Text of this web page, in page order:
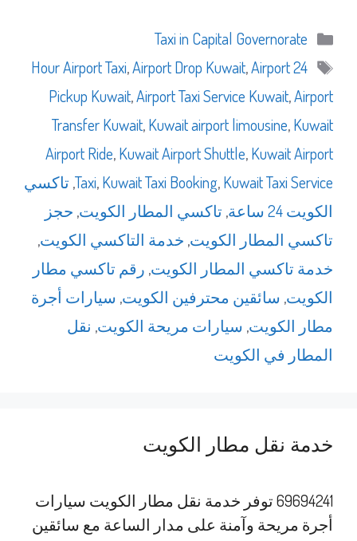
التصنيفات
Taxi in Capital Governorate
الوسوم
24 Hour Airport Taxi
,Airport Drop Kuwait,Airport
Pickup Kuwait,Airport Taxi Service Kuwait,Airport
Transfer Kuwait,Kuwait airport limousine,Kuwait
Airport Ride,Kuwait Airport Shuttle,Kuwait Airport
Taxi,Kuwait Taxi Booking,Kuwait Taxi Service
, تاكسي
الكويت 24 ساعة
, تاكسي المطار الكويت, حجز
تاكسي المطار الكويت, خدمة التاكسي الكويت,
خدمة تاكسي المطار الكويت, رقم تاكسي مطار
الكويت, سائقين محترفين الكويت, سيارات أجرة
مطار الكويت, سيارات مريحة الكويت, نقل
المطار في الكويت
خدمة نقل مطار الكويت
69694241 توفر خدمة نقل مطار الكويت سيارات
أجرة مريحة وآمنة على مدار الساعة مع سائقين